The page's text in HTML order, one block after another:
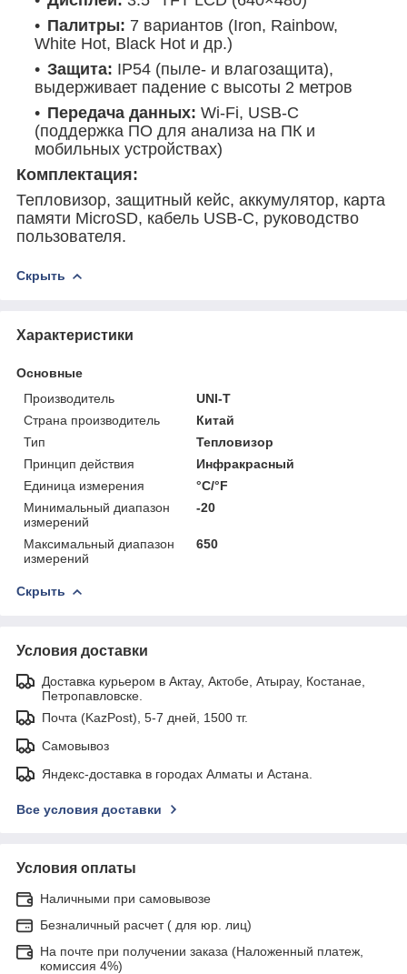
Палитры: 7 вариантов (Iron, Rainbow,
White Hot, Black Hot и др.)
Защита: IP54 (пыле- и влагозащита),
выдерживает падение с высоты 2 метров
Передача данных: Wi-Fi, USB-C
(поддержка ПО для анализа на ПК и
мобильных устройствах)
Комплектация:
Тепловизор, защитный кейс, аккумулятор, карта
памяти MicroSD, кабель USB-C, руководство
пользователя.
Скрыть
Характеристики
Основные
Производитель
UNI-T
Страна производитель
Китай
Тип
Тепловизор
Принцип действия
Инфракрасный
Единица измерения
°С/°F
Минимальный диапазон
измерений
-20
Максимальный диапазон
измерений
650
Скрыть
Условия доставки
Доставка курьером в Актау, Актобе, Атырау, Костанае,
Петропавловске.
Почта (KazPost), 5-7 дней, 1500 тг.
Самовывоз
Яндекс-доставка в городах Алматы и Астана.
Все условия доставки
Условия оплаты
Наличными при самовывозе
Безналичный расчет ( для юр. лиц)
На почте при получении заказа (Наложенный платеж,
комиссия 4%)